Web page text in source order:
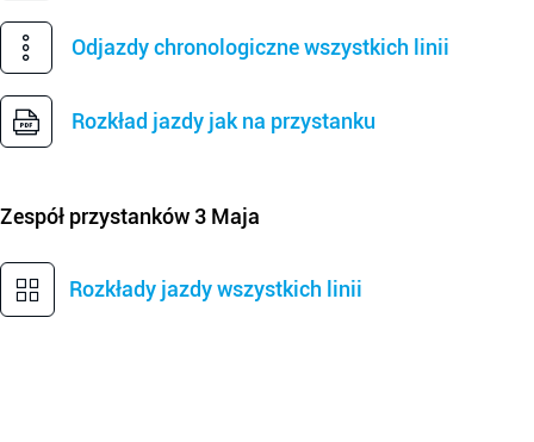
Odjazdy chronologiczne wszystkich linii
Rozkład jazdy jak na przystanku
Zespół przystanków 3 Maja
Rozkłady jazdy wszystkich linii